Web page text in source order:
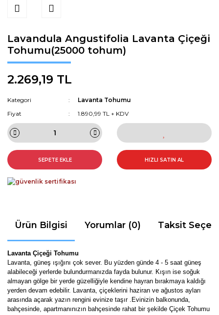
Lavandula Angustifolia Lavanta Çiçeği
Tohumu(25000 tohum)
2.269,19 TL
Kategori
Lavanta Tohumu
Fiyat
1.890,99 TL + KDV
SEPETE EKLE HIZLI SATIN AL
Ürün Bilgisi Yorumlar (0) Taksit
Lavanta Çiçeği Tohumu
Lavanta, güneş ışığını çok sever. Bu yüzden günde 4 - 5 saat güneş
alabileceği yerlerde bulundurmanızda fayda bulunur. Kışın ise soğuk
almayan gölge bir yerde güzelliğiyle kendine hayran bırakmaya kaldığı
yerden devam edebilir. Lavanta, çiçeklerini haziran ve ağustos ayları
arasında açarak yazın rengini evinize taşır.Evinizin balkonunda,
bahçesinde, apartmanınızın bahçesinde rahat bir şekilde Çiçek Tohumu